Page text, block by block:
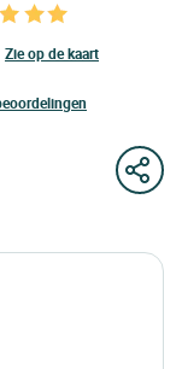
Zie op de kaart